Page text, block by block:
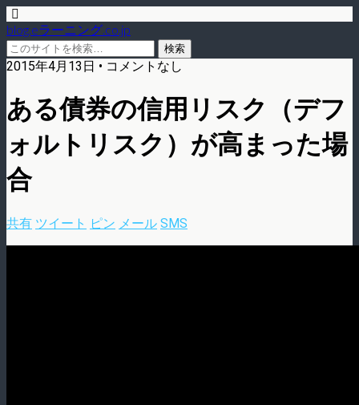
blog.eラーニング.co.jp
2015年4月13日 • コメントなし
ある債券の信用リスク（デフ
ォルトリスク）が高まった場
合
共有 ツイート ピン メール SMS